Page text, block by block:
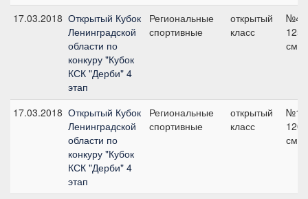
17.03.2018 Открытый Кубок
Ленинградской
области по
конкуру "Кубок
КСК "Дерби" 4
этап
Региональные
спортивные
открытый
класс
№4,
125
см
17.03.2018 Открытый Кубок
Ленинградской
области по
конкуру "Кубок
КСК "Дерби" 4
этап
Региональные
спортивные
открытый
класс
№1,
120
см